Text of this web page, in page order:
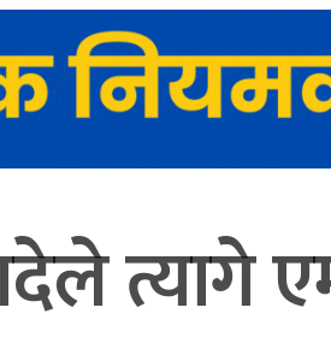
त्यागे